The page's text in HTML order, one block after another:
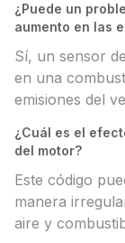
¿Puede un
aumento en las
Sí, un sensor
en una
emisiones del
¿Cuál es el
del motor?
Este código
manera
aire y